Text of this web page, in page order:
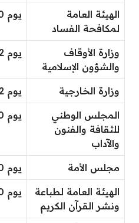
الهيئة العامة
لمكافحة الفساد
يوم 20 من كل شهر ميلادي
وزارة الأوقاف
والشؤون الإسلامية
يوم 22 من كل شهر ميلادي
وزارة الخارجية يوم 22 من كل شهر ميلادي
المجلس الوطني
للثقافة والفنون
والآداب
يوم 20 من كل شهر ميلادي
مجلس الأمة يوم 20 من كل شهر ميلادي
الهيئة العامة لطباعة
ونشر القرآن الكريم
يوم 20 من كل شهر ميلادي